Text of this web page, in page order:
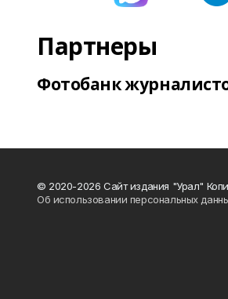
Партнеры
Фотобанк
© 2020-2026 Сайт издания "Урал"
Об использовании персональных